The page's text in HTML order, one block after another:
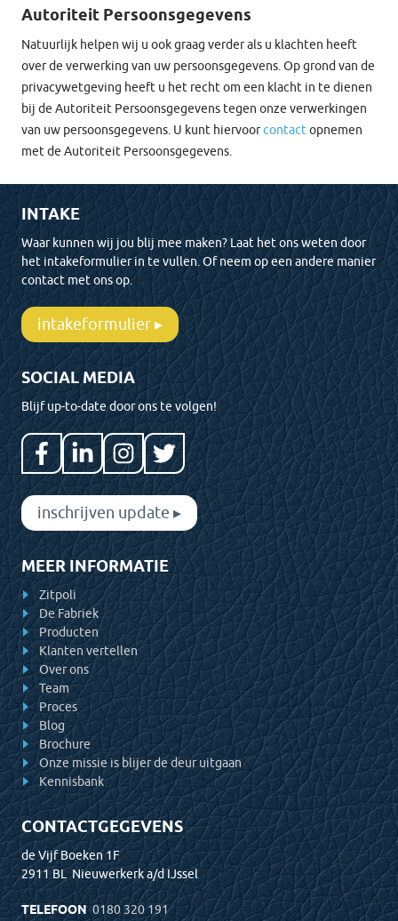
Autoriteit Persoonsgegevens
Natuurlijk helpen wij u ook graag verder als u klachten heeft
over de verwerking van uw persoonsgegevens. Op grond van de
privacywetgeving heeft u het recht om een klacht in te dienen
bij de Autoriteit Persoonsgegevens tegen onze verwerkingen
van uw persoonsgegevens. U kunt hiervoorcontactopnemen
met de Autoriteit Persoonsgegevens.
INTAKE
Waar kunnen wij jou blij mee maken? Laat het ons weten door
het intakeformulier in te vullen. Of neem op een andere manier
contact met ons op.
intakeformulier ▸
SOCIAL MEDIA
Blijf up-to-date door ons te volgen!
inschrijven update ▸
MEER INFORMATIE
Zitpoli
De Fabriek
Producten
Klanten vertellen
Over ons
Team
Proces
Blog
Brochure
Onze missie is blijer de deur uitgaan
Kennisbank
CONTACTGEGEVENS
de Vijf Boeken 1F
2911 BL Nieuwerkerk a/d IJssel
TELEFOON 0180 320 191